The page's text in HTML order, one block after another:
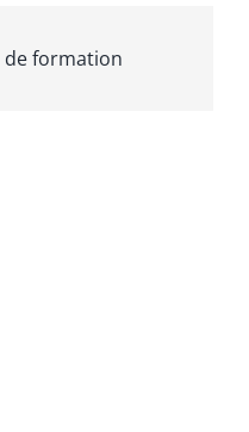
de formation